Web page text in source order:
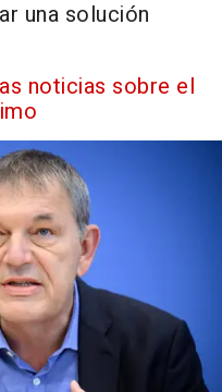
una solución
noticias sobre el